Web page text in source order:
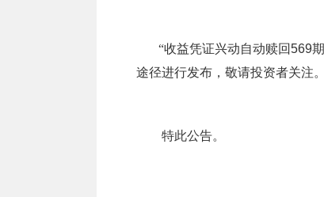
“收益凭证兴动自动赎回569期
途径进行发布，敬请投资者关注。
特此公告。